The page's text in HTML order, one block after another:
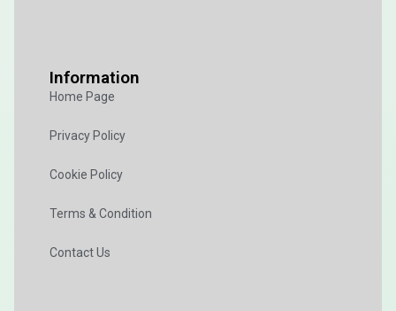
Information
Home Page
Privacy Policy
Cookie Policy
Terms & Condition
Contact Us